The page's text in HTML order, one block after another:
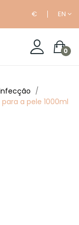
€ EN
0
a pele 1000ml